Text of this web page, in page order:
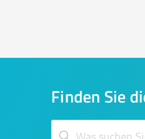
Finden Sie